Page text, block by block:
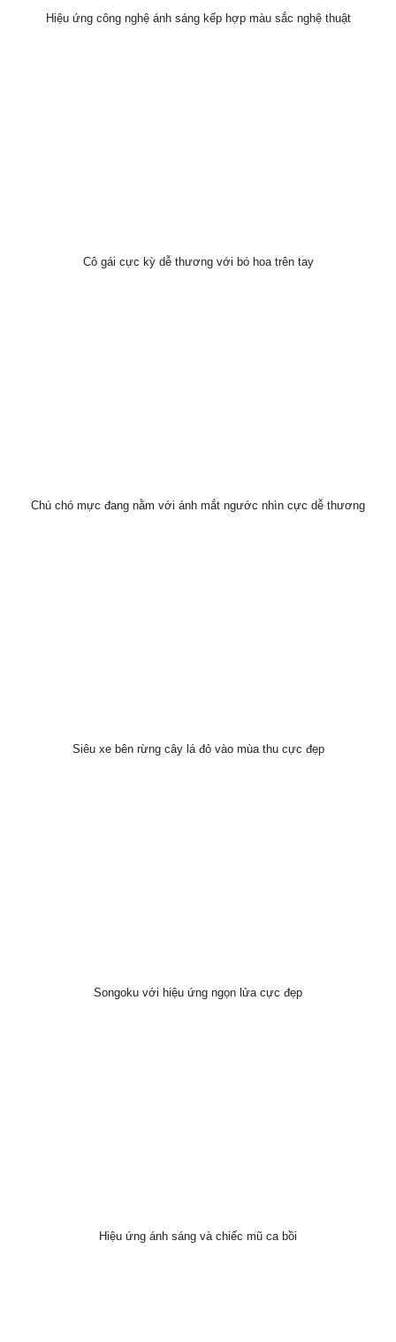
Hiệu ứng công nghệ ánh sáng kếp hợp màu sắc nghệ thuật
Cô gái cực kỳ dễ thương với bó hoa trên tay
Chú chó mực đang nằm với ánh mắt ngước nhìn cực dễ thương
Siêu xe bên rừng cây lá đỏ vào mùa thu cực đẹp
Songoku với hiệu ứng ngọn lửa cực đẹp
Hiệu ứng ánh sáng và chiếc mũ ca bồi